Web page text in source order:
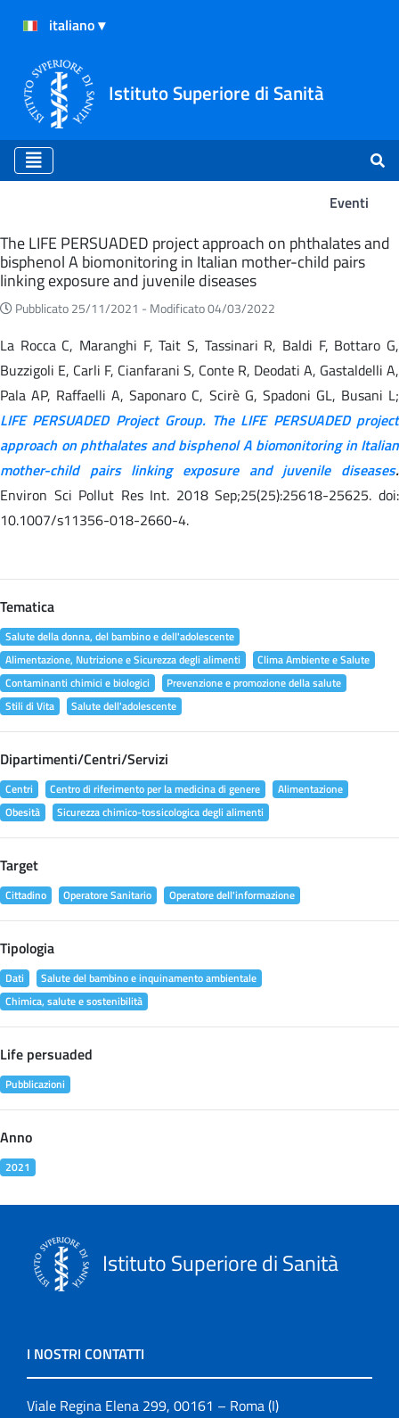
Istituto Superiore di Sanità
Eventi
Eventi
The LIFE PERSUADED project approach on phthalates and
bisphenol A biomonitoring in Italian mother-child pairs
linking exposure and juvenile diseases
Pubblicato 25/11/2021 - Modificato 04/03/2022
La Rocca C, Maranghi F, Tait S, Tassinari R, Baldi F, Bottaro G,
Buzzigoli E, Carli F, Cianfarani S, Conte R, Deodati A, Gastaldelli A,
Pala AP, Raffaelli A, Saponaro C, Scirè G, Spadoni GL, Busani L;
LIFE PERSUADED Project Group. The LIFE PERSUADED project
approach on phthalates and bisphenol A biomonitoring in Italian
mother-child pairs linking exposure and juvenile diseases.
Environ Sci Pollut Res Int. 2018 Sep;25(25):25618-25625. doi:
10.1007/s11356-018-2660-4.
Tematica
Salute della donna, del bambino e dell'adolescente
Alimentazione, Nutrizione e Sicurezza degli alimenti
Clima Ambiente e Salute
Contaminanti chimici e biologici
Prevenzione e promozione della salute
Stili di Vita
Salute dell'adolescente
Dipartimenti/Centri/Servizi
Centri Centro di riferimento per la medicina di genere
Alimentazione
Obesità
Sicurezza chimico-tossicologica degli alimenti
Target
Cittadino Operatore Sanitario Operatore dell'informazione
Tipologia
Dati
Salute del bambino e inquinamento ambientale
Chimica, salute e sostenibilità
Life persuaded
Pubblicazioni
Anno
2021
Istituto Superiore di Sanità
I NOSTRI CONTATTI
Viale Regina Elena 299, 00161 – Roma (I)